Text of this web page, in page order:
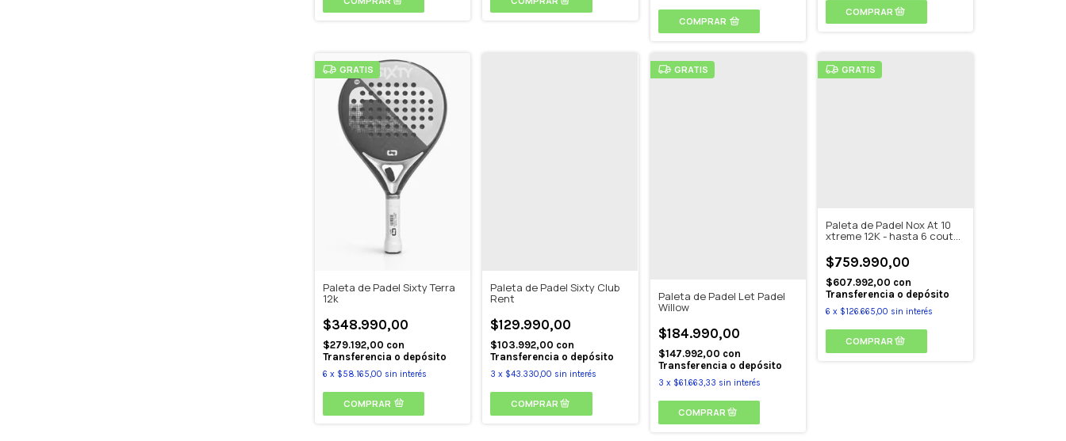
COMPRAR
GRATIS
Paleta de Padel Sixty Terra
12k
$348.990,00
$279.192,00 con
Transferencia o depósito
6 x $58.165,00 sin interés
COMPRAR
Paleta de Padel Sixty Club
Rent
$129.990,00
$103.992,00 con
Transferencia o depósito
3 x $43.330,00 sin interés
GRATIS
Paleta de Padel Let Padel
Willow
$184.990,00
$147.992,00 con
Transferencia o depósito
3 x $61.663,33 sin interés
GRATIS
Paleta de Padel Nox At 10
xtreme 12K - hasta 6 coutas
$759.990,00
$607.992,00 con
Transferencia o depósito
6 x $126.665,00 sin interés